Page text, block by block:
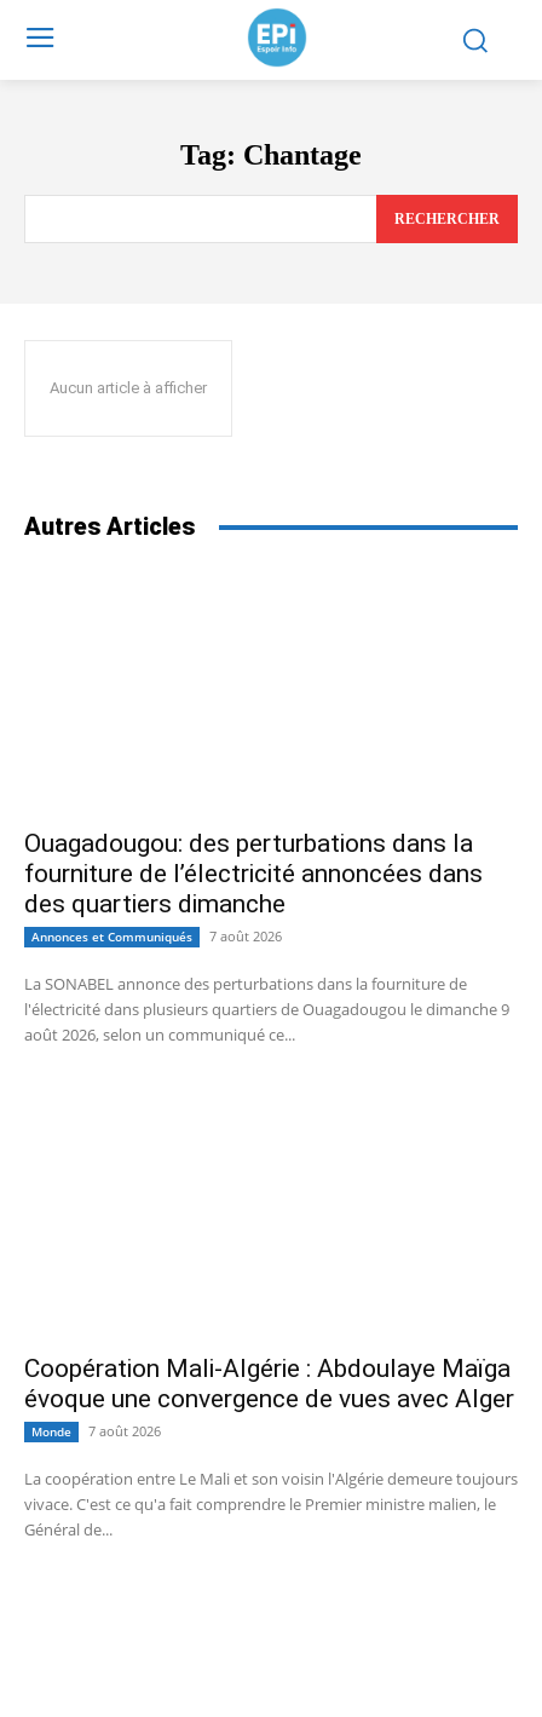
Tag: Chantage
RECHERCHER
Aucun article à afficher
Autres Articles
Ouagadougou: des perturbations dans la
fourniture de l’électricité annoncées dans
des quartiers dimanche
Annonces et Communiqués 7 août 2026
La SONABEL annonce des perturbations dans la fourniture de
l'électricité dans plusieurs quartiers de Ouagadougou le dimanche 9
août 2026, selon un communiqué ce...
Coopération Mali-Algérie : Abdoulaye Maïga
évoque une convergence de vues avec Alger
Monde 7 août 2026
La coopération entre Le Mali et son voisin l'Algérie demeure toujours
vivace. C'est ce qu'a fait comprendre le Premier ministre malien, le
Général de...